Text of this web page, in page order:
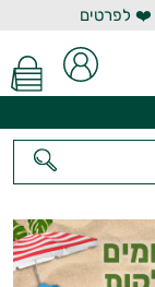
❤️ לפרטים